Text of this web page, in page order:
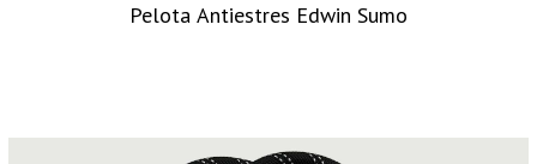
Pelota Antiestres Edwin Sumo